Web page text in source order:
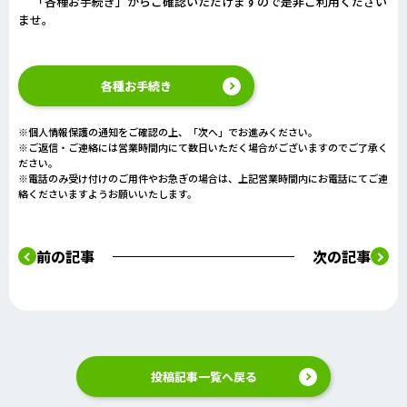
ませ。
各種お手続き
※個人情報保護の通知をご確認の上、「次へ」でお進みください。
※ご返信・ご連絡には営業時間内にて数日いただく場合がございますのでご了承く
ださい。
※電話のみ受け付けのご用件やお急ぎの場合は、上記営業時間内にお電話にてご連
絡くださいますようお願いいたします。
前の記事 次の記事
投稿記事一覧へ戻る